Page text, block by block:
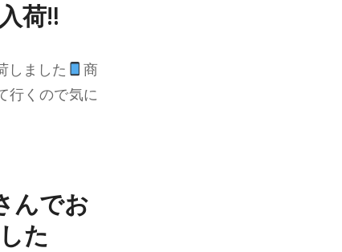
荷‼
しました
商
行くので気に
んでお
た